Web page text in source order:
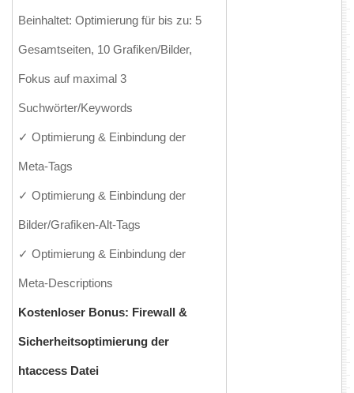
Beinhaltet: Optimierung für bis zu: 5
Gesamtseiten, 10 Grafiken/Bilder,
Fokus auf maximal 3
Suchwörter/Keywords
✓ Optimierung & Einbindung der
Meta-Tags
✓ Optimierung & Einbindung der
Bilder/Grafiken-Alt-Tags
✓ Optimierung & Einbindung der
Meta-Descriptions
Kostenloser Bonus: Firewall &
Sicherheitsoptimierung der
htaccess Datei